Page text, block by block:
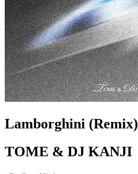
Lamborghini (Remix)
TOME & DJ KANJI